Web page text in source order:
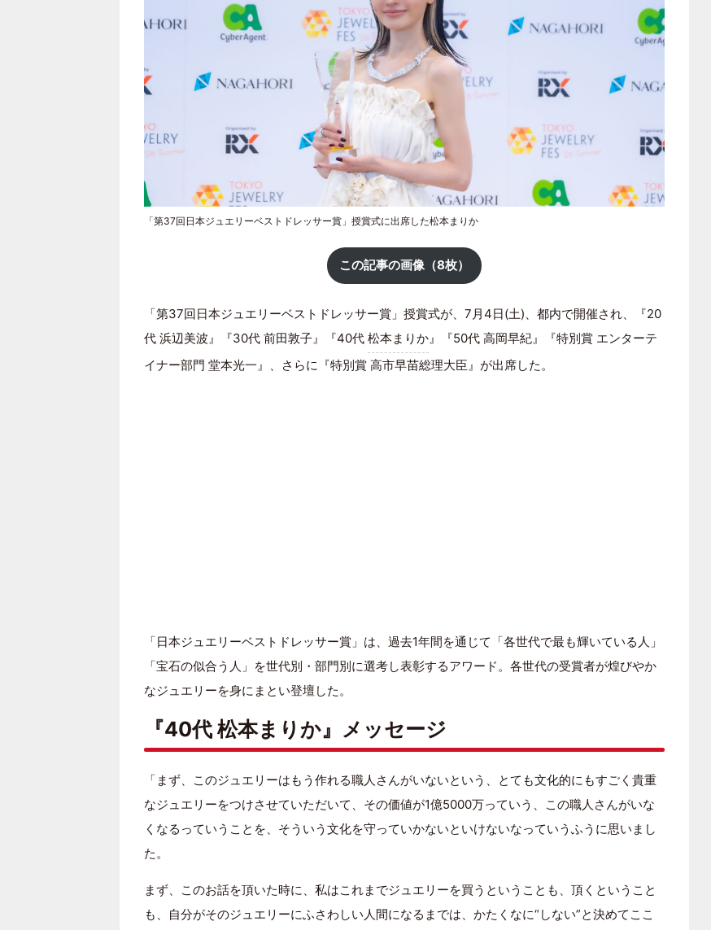
「第37回日本ジュエリーベストドレッサー賞」授賞式に出席した松本まりか
この記事の画像（8枚）
「第37回日本ジュエリーベストドレッサー賞」授賞式が、7月4日(土)、都内で開催され、『20
代 浜辺美波』『30代 前田敦子』『40代 松本まりか』『50代 高岡早紀』『特別賞 エンターテ
イナー部門 堂本光一』、さらに『特別賞 高市早苗総理大臣』が出席した。
「日本ジュエリーベストドレッサー賞」は、過去1年間を通じて「各世代で最も輝いている人」
「宝石の似合う人」を世代別・部門別に選考し表彰するアワード。各世代の受賞者が煌びやか
なジュエリーを身にまとい登壇した。
『40代 松本まりか』メッセージ
「まず、このジュエリーはもう作れる職人さんがいないという、とても文化的にもすごく貴重
なジュエリーをつけさせていただいて、その価値が1億5000万っていう、この職人さんがいな
くなるっていうことを、そういう文化を守っていかないといけないなっていうふうに思いまし
た。
まず、このお話を頂いた時に、私はこれまでジュエリーを買うということも、頂くということ
も、自分がそのジュエリーにふさわしい人間になるまでは、かたくなに“しない”と決めてここ